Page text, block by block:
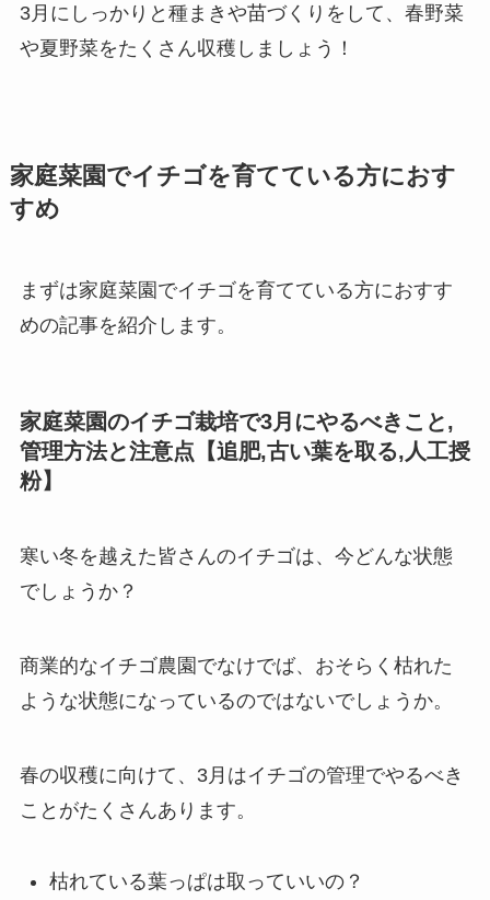
3月にしっかりと種まきや苗づくりをして、春野菜
や夏野菜をたくさん収穫しましょう！
家庭菜園でイチゴを育てている方におす
すめ
まずは家庭菜園でイチゴを育てている方におすす
めの記事を紹介します。
家庭菜園のイチゴ栽培で3月にやるべきこと,
管理方法と注意点【追肥,古い葉を取る,人工授
粉】
寒い冬を越えた皆さんのイチゴは、今どんな状態
でしょうか？
商業的なイチゴ農園でなけでば、おそらく枯れた
ような状態になっているのではないでしょうか。
春の収穫に向けて、3月はイチゴの管理でやるべき
ことがたくさんあります。
枯れている葉っぱは取っていいの？